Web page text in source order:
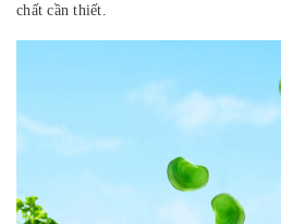
chất cần thiết.